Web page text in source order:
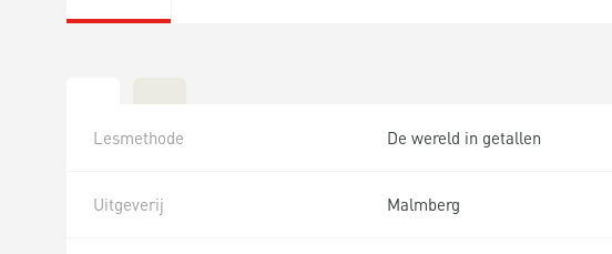
Lesmethode De wereld in getallen
Uitgeverij Malmberg